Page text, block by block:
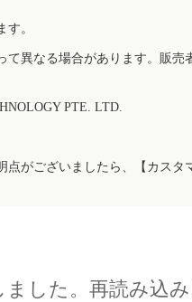
。
異なる場合があります。販
PTE. LTD.
がございましたら、【カス
ました。再読み込